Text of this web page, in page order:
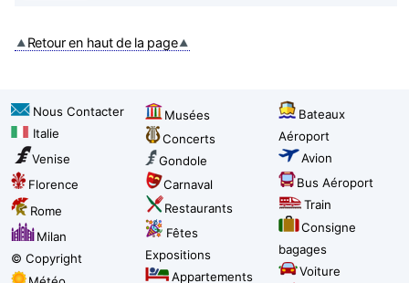
Retour en haut de la page
Nous Contacter
Italie
Venise
Florence
Rome
Milan
© Copyright
Musées
Concerts
Gondole
Carnaval
Restaurants
Fêtes
Expositions
Appartements
Bateaux
Aéroport
Avion
Bus Aéroport
Train
Consigne
bagages
Voiture